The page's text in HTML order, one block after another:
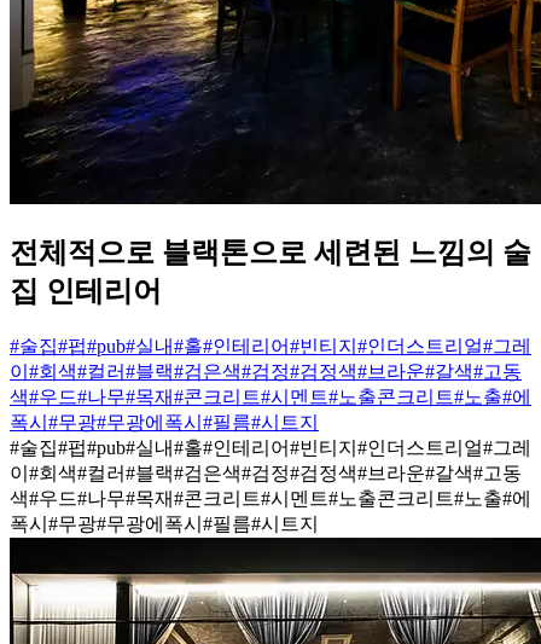
전체적으로 블랙톤으로 세련된 느낌의 술
집 인테리어
#술집#펍#pub#실내#홀#인테리어#빈티지 #인더스트리얼#그레
이 #회색#컬러#블랙#검은색#검정#검정색#브라운#갈색#고동
색#우드#나무#목재#콘크리트#시멘트#노출콘크리트#노출#에
폭시 #무광#무광에폭시 #필름#시트지
#술집#펍#pub#실내#홀#인테리어#빈티지 #인더스트리얼#그레
이 #회색#컬러#블랙#검은색#검정#검정색#브라운#갈색#고동
색#우드#나무#목재#콘크리트#시멘트#노출콘크리트#노출#에
폭시 #무광#무광에폭시 #필름#시트지